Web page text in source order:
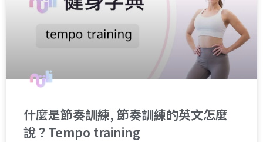
什麼是節奏訓練, 節奏訓練的英文怎麼
說？Tempo training